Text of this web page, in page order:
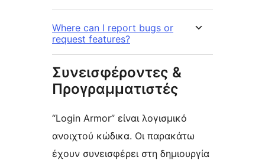
Where can I report bugs or
request features?
Συνεισφέροντες &
Προγραμματιστές
“Login Armor” είναι λογισμικό
ανοιχτού κώδικα. Οι παρακάτω
έχουν συνεισφέρει στη δημιουργία